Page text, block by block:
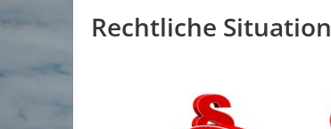
Rechtliche Situation